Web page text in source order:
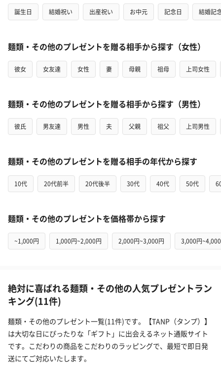
誕生日 結婚祝い 出産祝い お中元 記念日 結婚記
麺類・その他のプレゼントを贈る相手から探す（女性）
彼女 女友達 女性 妻 母親 祖母 上司女性
麺類・その他のプレゼントを贈る相手から探す（男性）
彼氏 男友達 男性 夫 父親 祖父 上司男性
麺類・その他のプレゼントを贈る相手の年代から探す
10代 20代前半 20代後半 30代 40代 50代
麺類・その他のプレゼントを価格帯から探す
~1,000円 1,000円~2,000円 2,000円~3,000円 3,000円
絶対に喜ばれる麺類・その他の人気プレゼントラン
キング(11件)
麺類・その他のプレゼント一覧(11件)です。【TANP（タンプ）】
は大切な日にぴったりな「ギフト」に出会えるネット通販サイト
です。こだわりの商品をこだわりのラッピングで、最短で即日発
送にてご対応いたします。